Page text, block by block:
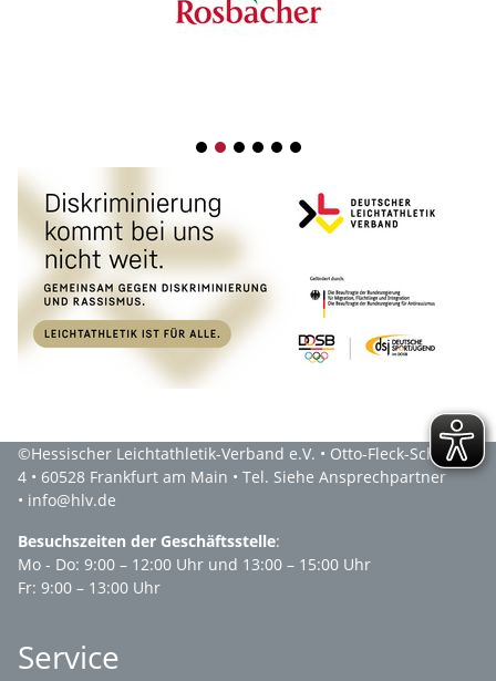
1 2 3 4 5 6
©Hessischer Leichtathletik-Verband e.V. • Otto-Fleck-Schneise
4 • 60528 Frankfurt am Main • Tel. Siehe Ansprechpartner
• info@hlv.de
Besuchszeiten der Geschäftsstelle:
Mo - Do: 9:00 – 12:00 Uhr und 13:00 – 15:00 Uhr
Fr: 9:00 – 13:00 Uhr
Service